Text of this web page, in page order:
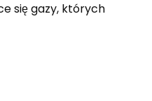
się gazy, których